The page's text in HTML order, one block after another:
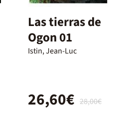
Las tierras de
Ogon 01
Istin, Jean-Luc
28,00€
26,60€